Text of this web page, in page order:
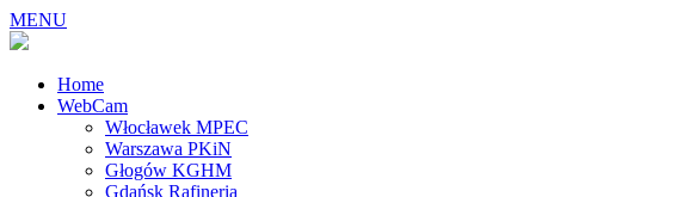
MENU
Home
WebCam
Włocławek MPEC
Warszawa PKiN
Głogów KGHM
Gdańsk Rafineria